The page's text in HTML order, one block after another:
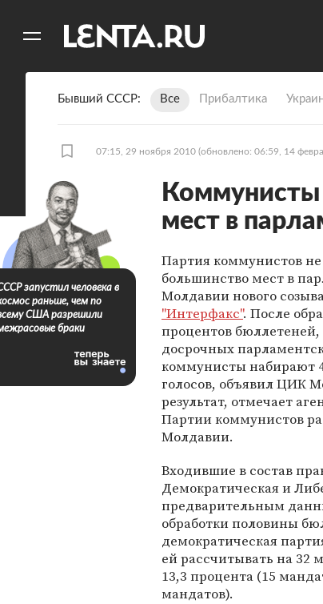
Бывший СССР Все Прибалтика
07:15, 29 ноября 2010 (обновлено: 06:59, 14
Коммунисты
мест в
Партия коммунистов
большинство мест в
Молдавии нового
"Интерфакс". После
процентов
досрочных
коммунисты набирают
голосов, объявил ЦИК
результат, отмечает
Партии коммунистов
Молдавии.
Входившие в состав
Демократическая и
предварительным
обработки половины
демократическая
ей рассчитывать на 32
13,3 процента (15
мандатов).
запустил человека в
раньше, чем по
США разрешили
браки